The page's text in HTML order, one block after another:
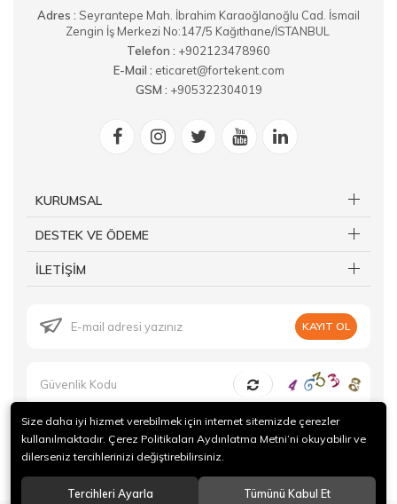
Adres : ​Seyrantepe Mah. İbrahim Karaoğlanoğlu Cad. İsmail
Zengin İş Merkezi No:147/5 Kağıthane/İSTANBUL
Telefon : +902123478960
E-Mail : eticaret@fortekent.com
GSM : +905322304019
KURUMSAL
DESTEK VE ÖDEME
İLETİŞİM
KAYIT OL
© 2019 Forte Gurme Tüm hakları saklıdır.
Size daha iyi hizmet verebilmek için internet sitemizde çerezler
kullanılmaktadır. Çerez Politikaları Aydınlatma Metni’ni okuyabilir ve
dilerseniz tercihlerinizi değiştirebilirsiniz.
Tercihleri Ayarla Tümünü Kabul Et